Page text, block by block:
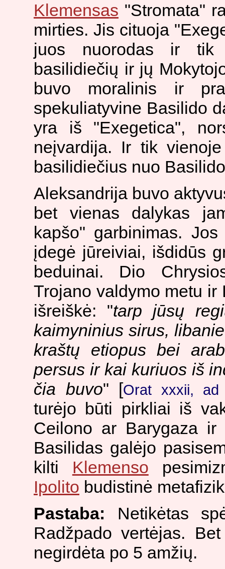
Klemensas "Stromata"
mirties. Jis cituoja
juos nuorodas ir tik
basilidiečių ir jų
buvo moralinis ir
spekuliatyvine Basilido
yra iš "Exegetica",
neįvardija. Ir tik
basilidiečius nuo
Aleksandrija buvo
bet vienas dalykas
kapšo" garbinimas.
įdegė jūreiviai, išdidūs
beduinai. Dio
Trojano valdymo metu
išreiškė: "tarp jūsų
kaimyninius sirus,
kraštų etiopus bei
persus ir kai kuriuos iš
čia buvo" [Orat xxxii, ad
turėjo būti pirkliai iš
Ceilono ar Barygaza
Basilidas galėjo
kilti Klemenso
Ipolito budistinė
Pastaba: Netikėtas
Radžpado vertėjas.
negirdėta po 5 amžių.